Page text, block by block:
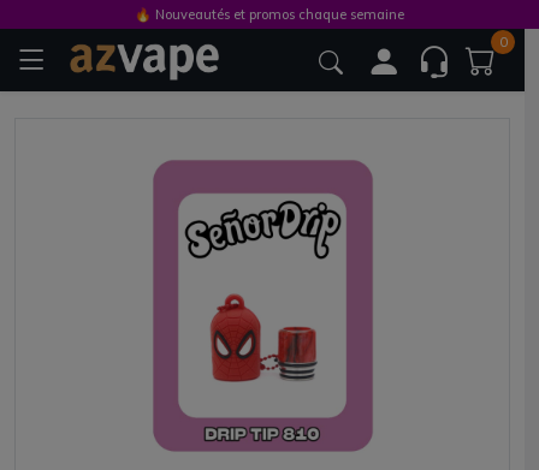
0
🔥 Nouveautés et promos chaque semaine